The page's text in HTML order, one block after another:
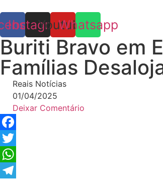
content
Instagram
Youtube
Whatsapp
Buriti Bravo em
Famílias
Reais Notícias
01/04/2025
Deixar Comentário
Facebook
Twitter
WhatsApp